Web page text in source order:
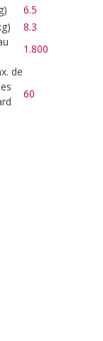
6.5
8.3
1.800
de
60